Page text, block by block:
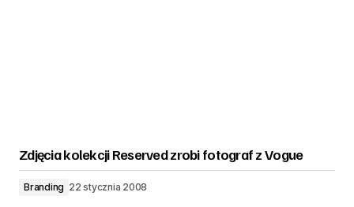
Zdjęcia kolekcji Reserved zrobi fotograf z Vogue
Branding 22 stycznia 2008